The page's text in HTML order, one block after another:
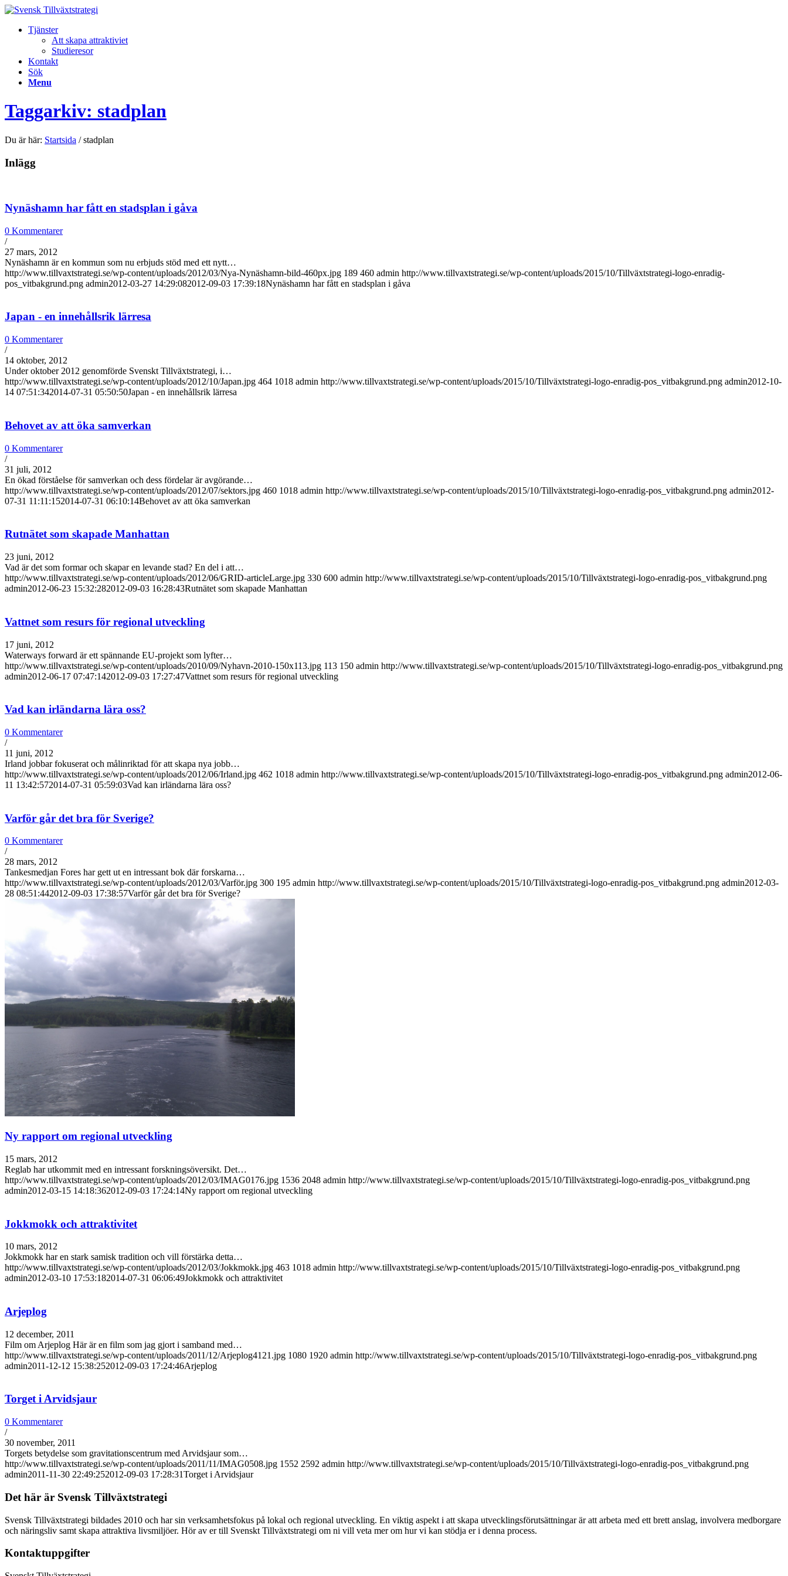
Tjänster
Att skapa attraktiviet
Studieresor
Kontakt
Sök
Menu
Taggarkiv: stadplan
Du är här: Startsida / stadplan
Inlägg
Nynäshamn har fått en stadsplan i gåva
0 Kommentarer
/
27 mars, 2012
Nynäshamn är en kommun som nu erbjuds stöd med ett nytt…
http://www.tillvaxtstrategi.se/wp-content/uploads/2012/03/Nya-Nynäshamn-bild-460px.jpg 189 460 admin http://www.tillvaxtstrategi.se/wp-content/uploads/2015/10/Tillväxtstrategi-logo-enradig-
pos_vitbakgrund.png admin2012-03-27 14:29:082012-09-03 17:39:18Nynäshamn har fått en stadsplan i gåva
Japan - en innehållsrik lärresa
0 Kommentarer
/
14 oktober, 2012
Under oktober 2012 genomförde Svenskt Tillväxtstrategi, i…
http://www.tillvaxtstrategi.se/wp-content/uploads/2012/10/Japan.jpg 464 1018 admin http://www.tillvaxtstrategi.se/wp-content/uploads/2015/10/Tillväxtstrategi-logo-enradig-pos_vitbakgrund.png admin2012-10-
14 07:51:342014-07-31 05:50:50Japan - en innehållsrik lärresa
Behovet av att öka samverkan
0 Kommentarer
/
31 juli, 2012
En ökad förståelse för samverkan och dess fördelar är avgörande…
http://www.tillvaxtstrategi.se/wp-content/uploads/2012/07/sektors.jpg 460 1018 admin http://www.tillvaxtstrategi.se/wp-content/uploads/2015/10/Tillväxtstrategi-logo-enradig-pos_vitbakgrund.png admin2012-
07-31 11:11:152014-07-31 06:10:14Behovet av att öka samverkan
Rutnätet som skapade Manhattan
23 juni, 2012
Vad är det som formar och skapar en levande stad? En del i att…
http://www.tillvaxtstrategi.se/wp-content/uploads/2012/06/GRID-articleLarge.jpg 330 600 admin http://www.tillvaxtstrategi.se/wp-content/uploads/2015/10/Tillväxtstrategi-logo-enradig-pos_vitbakgrund.png
admin2012-06-23 15:32:282012-09-03 16:28:43Rutnätet som skapade Manhattan
Vattnet som resurs för regional utveckling
17 juni, 2012
Waterways forward är ett spännande EU-projekt som lyfter…
http://www.tillvaxtstrategi.se/wp-content/uploads/2010/09/Nyhavn-2010-150x113.jpg 113 150 admin http://www.tillvaxtstrategi.se/wp-content/uploads/2015/10/Tillväxtstrategi-logo-enradig-pos_vitbakgrund.png
admin2012-06-17 07:47:142012-09-03 17:27:47Vattnet som resurs för regional utveckling
Vad kan irländarna lära oss?
0 Kommentarer
/
11 juni, 2012
Irland jobbar fokuserat och målinriktad för att skapa nya jobb…
http://www.tillvaxtstrategi.se/wp-content/uploads/2012/06/Irland.jpg 462 1018 admin http://www.tillvaxtstrategi.se/wp-content/uploads/2015/10/Tillväxtstrategi-logo-enradig-pos_vitbakgrund.png admin2012-06-
11 13:42:572014-07-31 05:59:03Vad kan irländarna lära oss?
Varför går det bra för Sverige?
0 Kommentarer
/
28 mars, 2012
Tankesmedjan Fores har gett ut en intressant bok där forskarna…
http://www.tillvaxtstrategi.se/wp-content/uploads/2012/03/Varför.jpg 300 195 admin http://www.tillvaxtstrategi.se/wp-content/uploads/2015/10/Tillväxtstrategi-logo-enradig-pos_vitbakgrund.png admin2012-03-
28 08:51:442012-09-03 17:38:57Varför går det bra för Sverige?
Ny rapport om regional utveckling
15 mars, 2012
Reglab har utkommit med en intressant forskningsöversikt. Det…
http://www.tillvaxtstrategi.se/wp-content/uploads/2012/03/IMAG0176.jpg 1536 2048 admin http://www.tillvaxtstrategi.se/wp-content/uploads/2015/10/Tillväxtstrategi-logo-enradig-pos_vitbakgrund.png
admin2012-03-15 14:18:362012-09-03 17:24:14Ny rapport om regional utveckling
Jokkmokk och attraktivitet
10 mars, 2012
Jokkmokk har en stark samisk tradition och vill förstärka detta…
http://www.tillvaxtstrategi.se/wp-content/uploads/2012/03/Jokkmokk.jpg 463 1018 admin http://www.tillvaxtstrategi.se/wp-content/uploads/2015/10/Tillväxtstrategi-logo-enradig-pos_vitbakgrund.png
admin2012-03-10 17:53:182014-07-31 06:06:49Jokkmokk och attraktivitet
Arjeplog
12 december, 2011
Film om Arjeplog Här är en film som jag gjort i samband med…
http://www.tillvaxtstrategi.se/wp-content/uploads/2011/12/Arjeplog4121.jpg 1080 1920 admin http://www.tillvaxtstrategi.se/wp-content/uploads/2015/10/Tillväxtstrategi-logo-enradig-pos_vitbakgrund.png
admin2011-12-12 15:38:252012-09-03 17:24:46Arjeplog
Torget i Arvidsjaur
0 Kommentarer
/
30 november, 2011
Torgets betydelse som gravitationscentrum med Arvidsjaur som…
http://www.tillvaxtstrategi.se/wp-content/uploads/2011/11/IMAG0508.jpg 1552 2592 admin http://www.tillvaxtstrategi.se/wp-content/uploads/2015/10/Tillväxtstrategi-logo-enradig-pos_vitbakgrund.png
admin2011-11-30 22:49:252012-09-03 17:28:31Torget i Arvidsjaur
Det här är Svensk Tillväxtstrategi
Svensk Tillväxtstrategi bildades 2010 och har sin verksamhetsfokus på lokal och regional utveckling. En viktig aspekt i att skapa utvecklingsförutsättningar är att arbeta med ett brett anslag, involvera medborgare
och näringsliv samt skapa attraktiva livsmiljöer. Hör av er till Svenskt Tillväxtstrategi om ni vill veta mer om hur vi kan stödja er i denna process.
Kontaktuppgifter